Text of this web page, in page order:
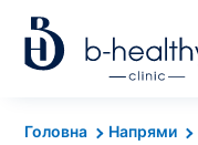
Головна Напрями
Аналізи